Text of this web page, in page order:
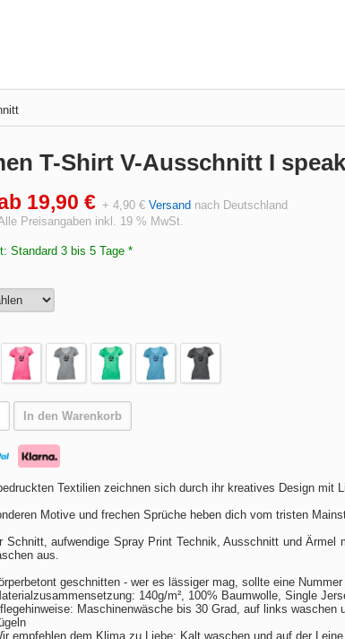
T-Shirt V-Ausschnitt I
19,90 € + 4,90 € Versand nach Deutschland
Preisangaben inkl. 19 % MwSt.
Standard 3 bis 5 Tage *
In den Warenkorb
Textilien zeichnen sich durch ihr kreatives Design mit
Motive und frechen Sprüche heben dich vom tristen
Schnitt, aufwendige Spray Print Technik, Ausschnitt und Ärmel
aus.
geschnitten - wer es lässiger mag, sollte eine
140g/m², 100% Baumwolle, Single
Maschinenwäsche bis 30 Grad, auf links waschen
empfehlen dem Klima zu Liebe: Kalt waschen und auf der